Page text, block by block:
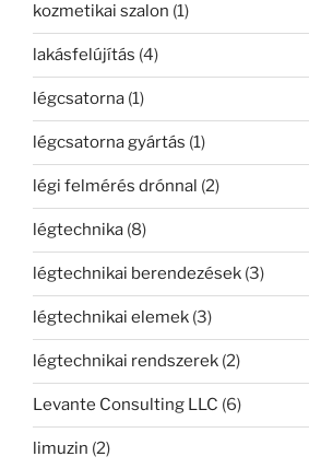
kozmetikai szalon (1)
lakásfelújítás (4)
légcsatorna (1)
légcsatorna gyártás (1)
légi felmérés drónnal (2)
légtechnika (8)
légtechnikai berendezések (3)
légtechnikai elemek (3)
légtechnikai rendszerek (2)
Levante Consulting LLC (6)
limuzin (2)